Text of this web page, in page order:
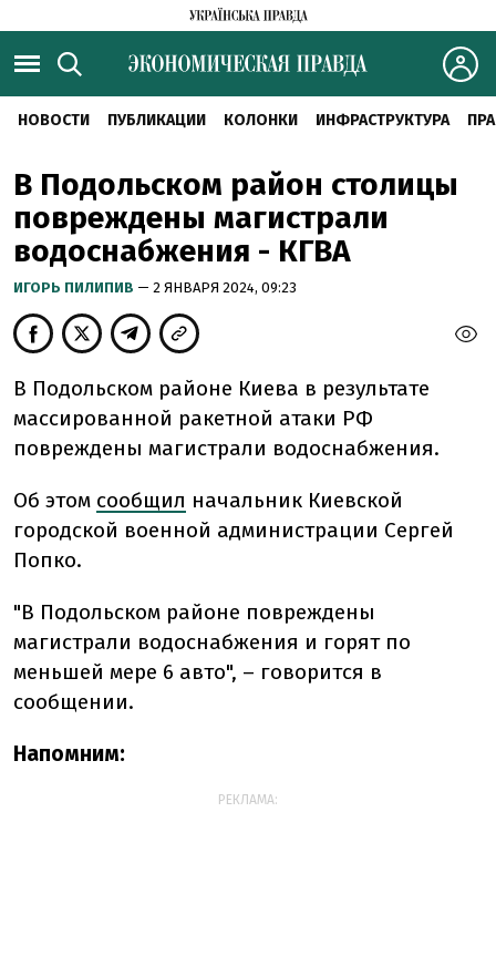
НОВОСТИ ПУБЛИКАЦИИ КОЛОНКИ ИНФРАСТРУКТУРА
В Подольском район столицы
повреждены магистрали
водоснабжения - КГВА
ИГОРЬ ПИЛИПИВ — 2 ЯНВАРЯ 2024, 09:23
В Подольском районе Киева в результате
массированной ракетной атаки РФ
повреждены магистрали водоснабжения.
Об этом сообщил начальник Киевской
городской военной администрации Сергей
Попко.
"В Подольском районе повреждены
магистрали водоснабжения и горят по
меньшей мере 6 авто", – говорится в
сообщении.
Напомним:
РЕКЛАМА: